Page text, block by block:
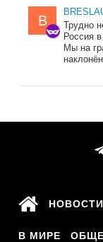
B
Трудно
Россия
Мы на
НОВОСТИ
В МИРЕ